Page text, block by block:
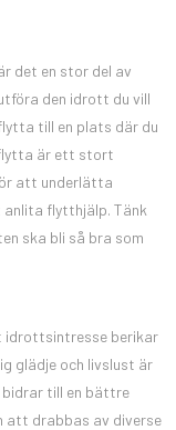
det en stor del av
den idrott du vill
till en plats där du
är ett stort
att underlätta
anlita flytthjälp. Tänk
ska bli så bra som
idrottsintresse berikar
glädje och livslust är
bidrar till en bättre
att drabbas av diverse